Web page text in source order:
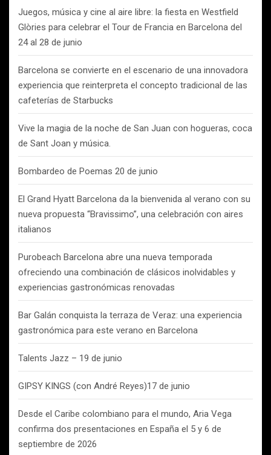
Juegos, música y cine al aire libre: la fiesta en Westfield
Glòries para celebrar el Tour de Francia en Barcelona del
24 al 28 de junio
Barcelona se convierte en el escenario de una innovadora
experiencia que reinterpreta el concepto tradicional de las
cafeterías de Starbucks
Vive la magia de la noche de San Juan con hogueras, coca
de Sant Joan y música.
Bombardeo de Poemas 20 de junio
El Grand Hyatt Barcelona da la bienvenida al verano con su
nueva propuesta “Bravissimo”, una celebración con aires
italianos
Purobeach Barcelona abre una nueva temporada
ofreciendo una combinación de clásicos inolvidables y
experiencias gastronómicas renovadas
Bar Galán conquista la terraza de Veraz: una experiencia
gastronómica para este verano en Barcelona
Talents Jazz – 19 de junio
GIPSY KINGS (con André Reyes)17 de junio
Desde el Caribe colombiano para el mundo, Aria Vega
confirma dos presentaciones en España el 5 y 6 de
septiembre de 2026